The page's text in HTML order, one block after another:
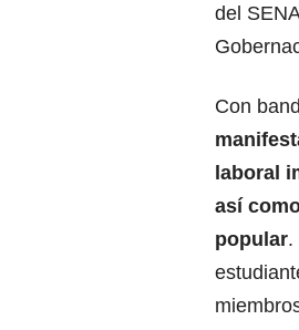
del
Con
laboral
así
popular.